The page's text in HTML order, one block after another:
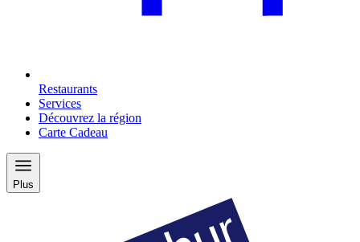
Restaurants
Services
Découvrez la région
Carte Cadeau
Plus